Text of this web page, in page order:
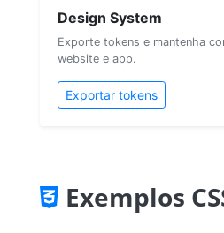
Design System
Exporte tokens e mantenha
website e app.
Exportar tokens
Exemplos